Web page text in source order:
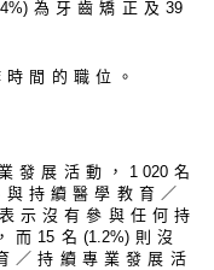
)為牙齒矯正及39
間的職位。
發展活動， 1 020名
持續醫學教育／
示沒有參與任何持
而 15名 (1.2%)則沒
／持續專業發展活